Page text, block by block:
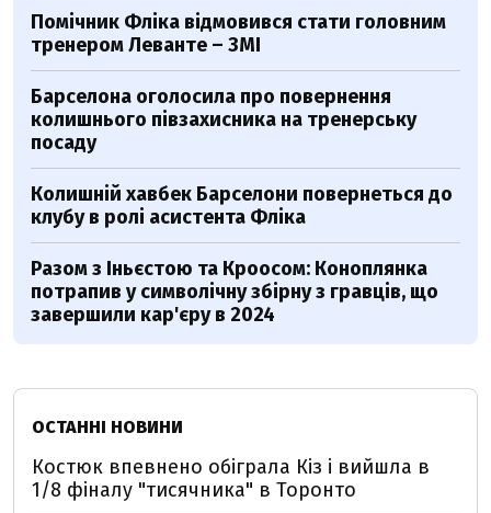
Помічник Фліка відмовився стати головним
тренером Леванте – ЗМІ
Барселона оголосила про повернення
колишнього півзахисника на тренерську
посаду
Колишній хавбек Барселони повернеться до
клубу в ролі асистента Фліка
Разом з Іньєстою та Кроосом: Коноплянка
потрапив у символічну збірну з гравців, що
завершили кар'єру в 2024
ОСТАННІ НОВИНИ
Костюк впевнено обіграла Кіз і вийшла в
1/8 фіналу "тисячника" в Торонто